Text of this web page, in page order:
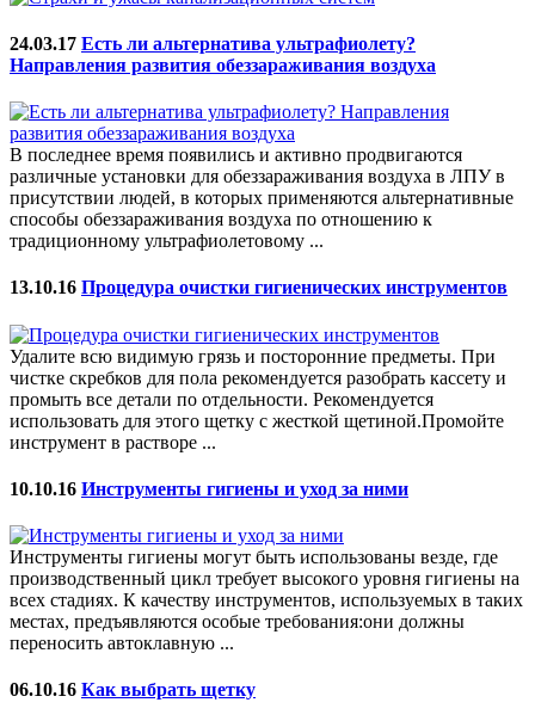
24.03.17 Есть ли альтернатива ультрафиолету?
Направления развития обеззараживания воздуха
В последнее время появились и активно продвигаются
различные установки для обеззараживания воздуха в ЛПУ в
присутствии людей, в которых применяются альтернативные
способы обеззараживания воздуха по отношению к
традиционному ультрафиолетовому ...
13.10.16 Процедура очистки гигиенических инструментов
Удалите всю видимую грязь и посторонние предметы. При
чистке скребков для пола рекомендуется разобрать кассету и
промыть все детали по отдельности. Рекомендуется
использовать для этого щетку с жесткой щетиной.Промойте
инструмент в растворе ...
10.10.16 Инструменты гигиены и уход за ними
Инструменты гигиены могут быть использованы везде, где
производственный цикл требует высокого уровня гигиены на
всех стадиях. К качеству инструментов, используемых в таких
местах, предъявляются особые требования:они должны
переносить автоклавную ...
06.10.16 Как выбрать щетку